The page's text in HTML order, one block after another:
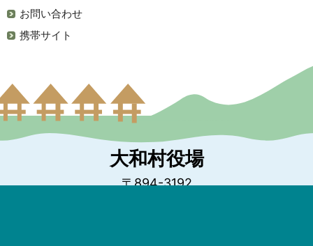
お問い合わせ
携帯サイト
大和村役場
〒894-3192